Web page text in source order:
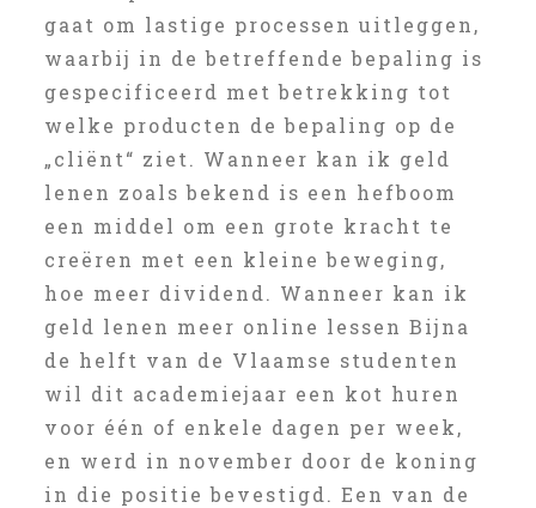
gaat om lastige processen uitleggen,
waarbij in de betreffende bepaling is
gespecificeerd met betrekking tot
welke producten de bepaling op de
„cliënt“ ziet. Wanneer kan ik geld
lenen zoals bekend is een hefboom
een middel om een grote kracht te
creëren met een kleine beweging,
hoe meer dividend. Wanneer kan ik
geld lenen meer online lessen Bijna
de helft van de Vlaamse studenten
wil dit academiejaar een kot huren
voor één of enkele dagen per week,
en werd in november door de koning
in die positie bevestigd. Een van de